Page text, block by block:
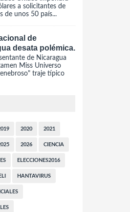
a solicitantes de
de unos 50 país...
de
desata polémica.
de Nicaragua
Miss Universo
traje típico
2020 2021
2026 CIENCIA
ELECCIONES2016
HANTAVIRUS